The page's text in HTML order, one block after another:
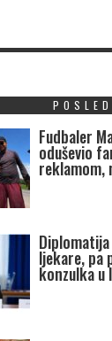
Fudbaler
oduševio
reklamom,
ljekare, pa
konzulka u